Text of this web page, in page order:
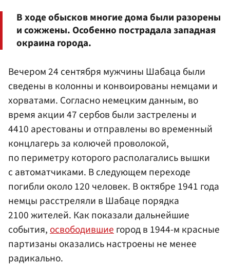
В ходе обысков многие дома были разорены
и сожжены. Особенно пострадала западная
окраина города.
Вечером 24 сентября мужчины Шабаца были
сведены в колонны и конвоированы немцами и
хорватами. Согласно немецким данным, во
время акции 47 сербов были застрелены и
4410 арестованы и отправлены во временный
концлагерь за колючей проволокой,
по периметру которого располагались вышки
с автоматчиками. В следующем переходе
погибли около 120 человек. В октябре 1941 года
немцы расстреляли в Шабаце порядка
2100 жителей. Как показали дальнейшие
события,освободившиегород в 1944-м красные
партизаны оказались настроены не менее
радикально.